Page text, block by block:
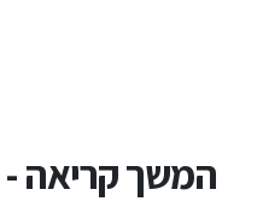
המשך קריאה -